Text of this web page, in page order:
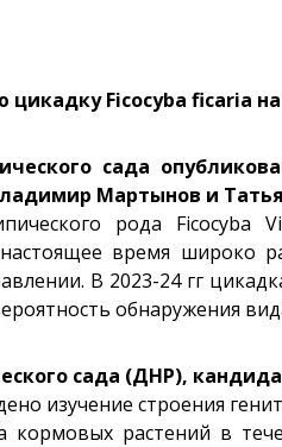
Ficocyba ficaria
сада
Мартынов и
рода Ficocyba
время широко
В 2023-24 гг
обнаружения
сада (ДНР),
изучение строения
кормовых растений в